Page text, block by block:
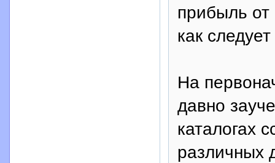
прибыль от
как
На
давно
каталогах
различных